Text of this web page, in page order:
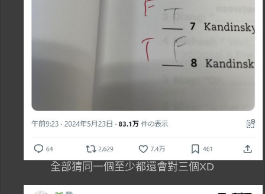
全部猜同一個至少都還會對三個XD